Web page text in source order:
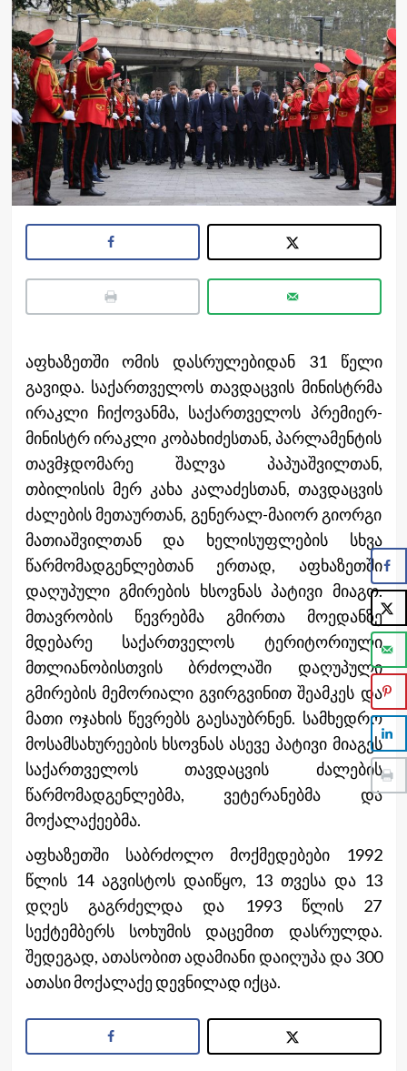
აფხაზეთში ომის დასრულებიდან 31 წელი
გავიდა. საქართველოს თავდაცვის მინისტრმა
ირაკლი ჩიქოვანმა, საქართველოს პრემიერ-
მინისტრ ირაკლი კობახიძესთან, პარლამენტის
თავმჯდომარე შალვა პაპუაშვილთან,
თბილისის მერ კახა კალაძესთან, თავდაცვის
ძალების მეთაურთან, გენერალ-მაიორ გიორგი
მათიაშვილთან და ხელისუფლების სხვა
წარმომადგენლებთან ერთად, აფხაზეთში
დაღუპული გმირების ხსოვნას პატივი მიაგო.
მთავრობის წევრებმა გმირთა მოედანზე
მდებარე საქართველოს ტერიტორიული
მთლიანობისთვის ბრძოლაში დაღუპული
გმირების მემორიალი გვირგვინით შეამკეს და
მათი ოჯახის წევრებს გაესაუბრნენ. სამხედრო
მოსამსახურეების ხსოვნას ასევე პატივი მიაგეს
საქართველოს თავდაცვის ძალების
წარმომადგენლებმა, ვეტერანებმა და
მოქალაქეებმა.
აფხაზეთში საბრძოლო მოქმედებები 1992
წლის 14 აგვისტოს დაიწყო, 13 თვესა და 13
დღეს გაგრძელდა და 1993 წლის 27
სექტემბერს სოხუმის დაცემით დასრულდა.
შედეგად, ათასობით ადამიანი დაიღუპა და 300
ათასი მოქალაქე დევნილად იქცა.